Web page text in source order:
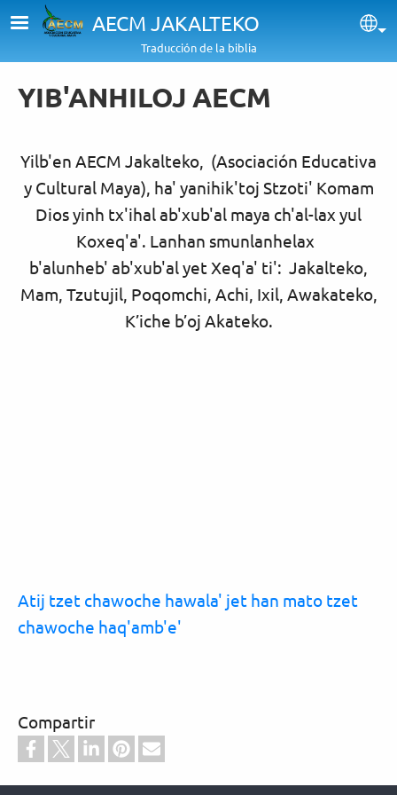
Pasar al contenido principal
AECM JAKALTEKO
Traducción de la biblia
YIB'ANHILOJ AECM
Yilb'en AECM Jakalteko, (Asociación Educativa
y Cultural Maya), ha' yanihik'toj Stzoti' Komam
Dios yinh tx'ihal ab'xub'al maya ch'al-lax yul
Koxeq'a'. Lanhan smunlanhelax
b'alunheb' ab'xub'al yet Xeq'a' ti': Jakalteko,
Mam, Tzutujil, Poqomchi, Achi, Ixil, Awakateko,
K’iche b’oj Akateko.
Atij tzet chawoche hawala' jet han mato tzet
chawoche haq'amb'e'
Compartir